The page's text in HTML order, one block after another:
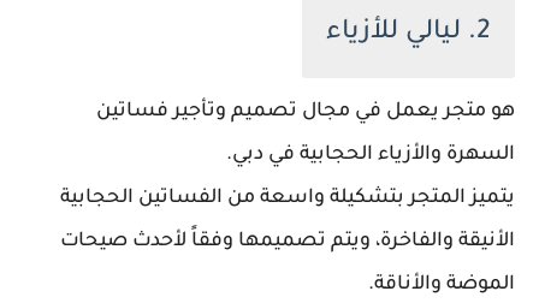
2. ليالي للأزياء
هو متجر يعمل في مجال تصميم وتأجير فساتين
السهرة والأزياء الحجابية في دبي.
يتميز المتجر بتشكيلة واسعة من الفساتين الحجابية
الأنيقة والفاخرة، ويتم تصميمها وفقاً لأحدث صيحات
الموضة والأناقة.